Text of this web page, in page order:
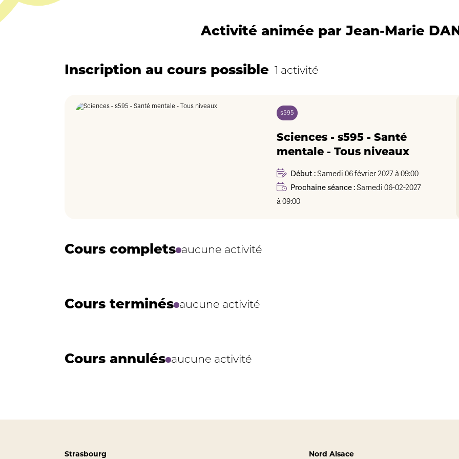
Activité animée par Jean-Marie
Inscription au cours possible 1 activité
s595
Sciences - s595 - Santé
mentale - Tous niveaux
Début :Samedi 06 février 2027 à 09:00
Prochaine séance :Samedi 06-02-2027
à 09:00
Cours complets aucune activité
Cours terminés aucune activité
Cours annulés aucune activité
Strasbourg Nord Alsace